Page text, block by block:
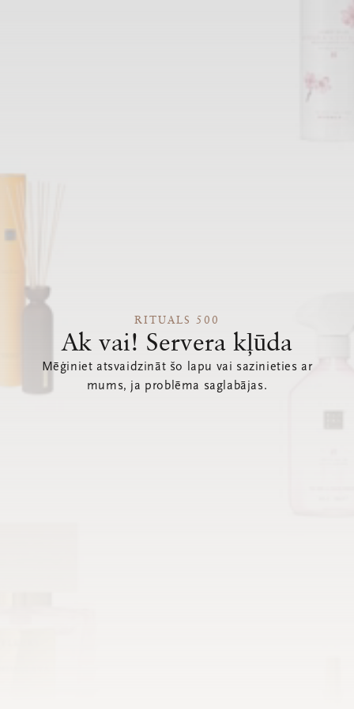
RITUALS 500
Ak vai! Servera kļūda
Mēģiniet atsvaidzināt šo lapu vai sazinieties ar
mums, ja problēma saglabājas.